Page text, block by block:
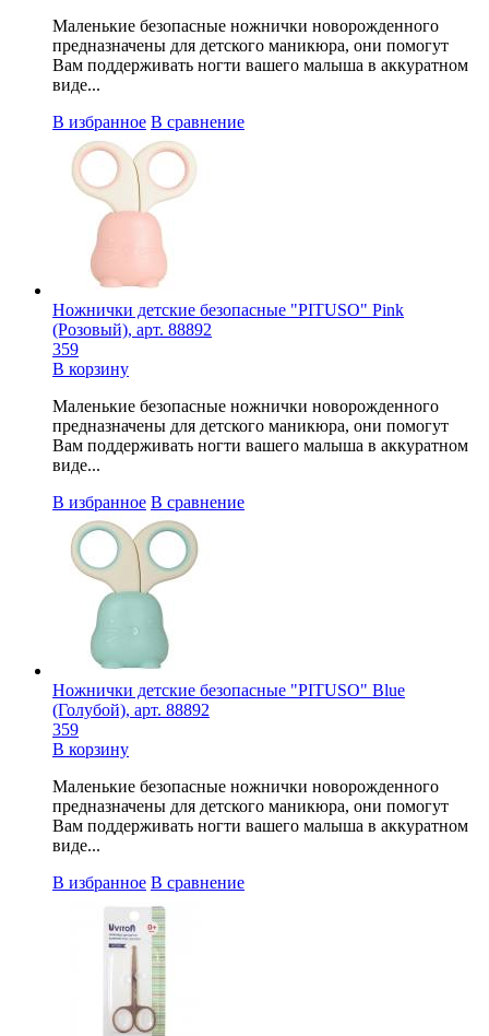
Маленькие безопасные ножнички новорожденного
предназначены для детского маникюра, они помогут
Вам поддерживать ногти вашего малыша в аккуратном
виде...
В избранное В сравнение
Ножнички детские безопасные "PITUSO" Pink
(Розовый), арт. 88892
359
В корзину
Маленькие безопасные ножнички новорожденного
предназначены для детского маникюра, они помогут
Вам поддерживать ногти вашего малыша в аккуратном
виде...
В избранное В сравнение
Ножнички детские безопасные "PITUSO" Blue
(Голубой), арт. 88892
359
В корзину
Маленькие безопасные ножнички новорожденного
предназначены для детского маникюра, они помогут
Вам поддерживать ногти вашего малыша в аккуратном
виде...
В избранное В сравнение